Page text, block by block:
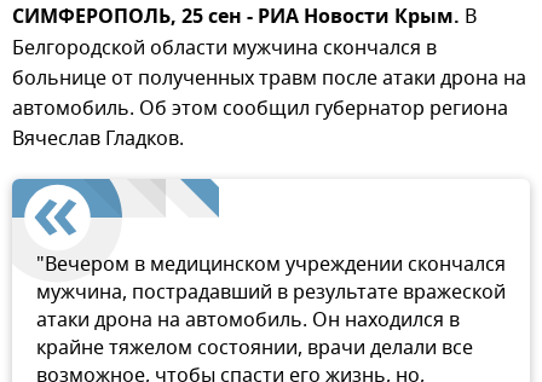
СИМФЕРОПОЛЬ, 25 сен - РИА Новости Крым. В
Белгородской области мужчина скончался в
больнице от полученных травм после атаки дрона на
автомобиль. Об этом сообщил губернатор региона
Вячеслав Гладков.
"Вечером в медицинском учреждении скончался
мужчина, пострадавший в результате вражеской
атаки дрона на автомобиль. Он находился в
крайне тяжелом состоянии, врачи делали все
возможное, чтобы спасти его жизнь, но,